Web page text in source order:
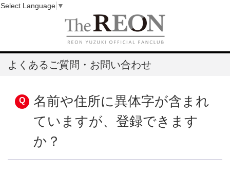
よくあるご質問・お問い合わせ
名前や住所に異体字が含まれ
ていますが、登録できます
か？
Select Language ▼